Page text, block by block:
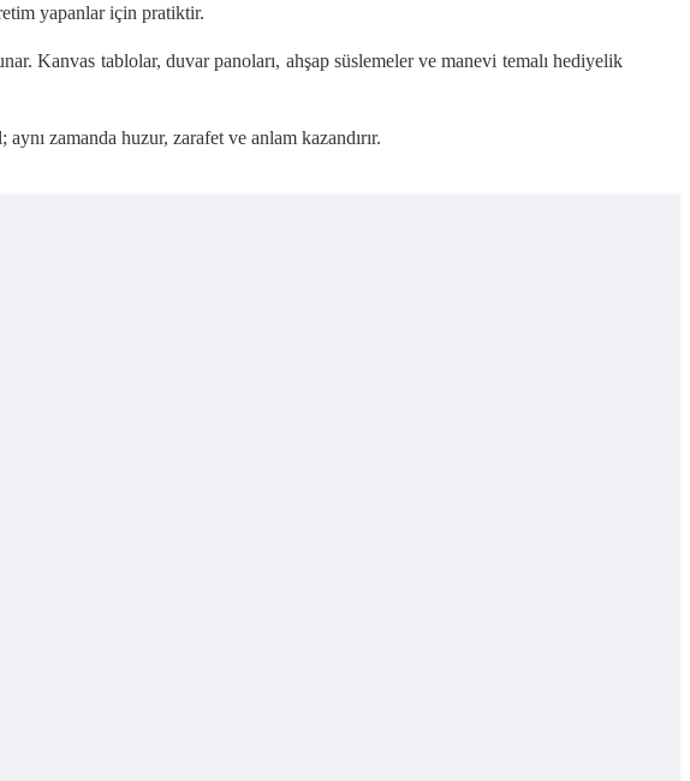
yapanlar için pratiktir.
Kanvas tablolar, duvar panoları, ahşap süslemeler ve manevi temalı hediyelik
zamanda huzur, zarafet ve anlam kazandırır.